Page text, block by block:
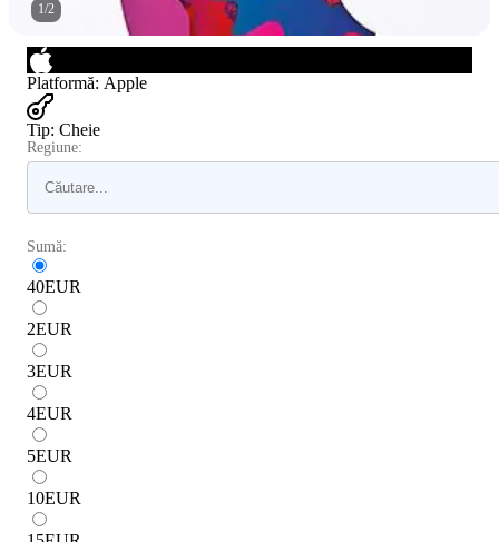
1/2
Platformă: Apple
Tip: Cheie
Regiune:
Sumă:
40EUR
2EUR
3EUR
4EUR
5EUR
10EUR